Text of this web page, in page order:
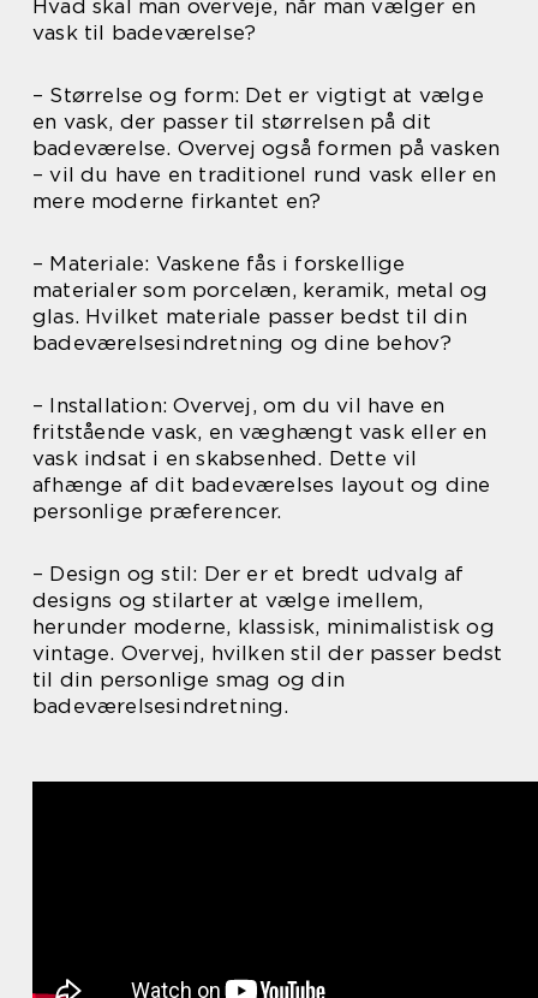
Hvad skal man overveje, når man vælger en
vask til badeværelse?
– Størrelse og form: Det er vigtigt at vælge
en vask, der passer til størrelsen på dit
badeværelse. Overvej også formen på vasken
– vil du have en traditionel rund vask eller en
mere moderne firkantet en?
– Materiale: Vaskene fås i forskellige
materialer som porcelæn, keramik, metal og
glas. Hvilket materiale passer bedst til din
badeværelsesindretning og dine behov?
– Installation: Overvej, om du vil have en
fritstående vask, en væghængt vask eller en
vask indsat i en skabsenhed. Dette vil
afhænge af dit badeværelses layout og dine
personlige præferencer.
– Design og stil: Der er et bredt udvalg af
designs og stilarter at vælge imellem,
herunder moderne, klassisk, minimalistisk og
vintage. Overvej, hvilken stil der passer bedst
til din personlige smag og din
badeværelsesindretning.